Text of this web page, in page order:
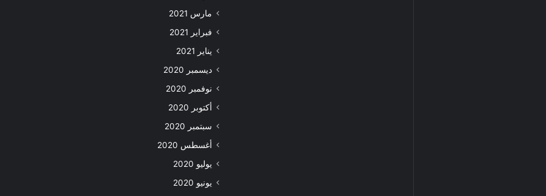
مارس 2021
فبراير 2021
يناير 2021
ديسمبر 2020
نوفمبر 2020
أكتوبر 2020
سبتمبر 2020
أغسطس 2020
يوليو 2020
يونيو 2020